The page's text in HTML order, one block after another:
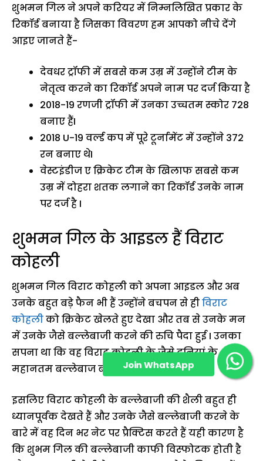
शुभमन गिल ने अपने करियर में निम्नलिखित प्रकार के
रिकॉर्ड बनाया है जिसका विवरण हम आपको नीचे देंगे
आइए जानते हैं-
देवधर ट्रॉफी में सबसे कम उम्र में उन्होंने टीम के
नेतृत्व करने का रिकॉर्ड अपने नाम पर दर्ज किया है
2018-19 रणजी ट्रॉफी में उनका उच्चतम स्कोर 728
बनाए हैंI
2018 U-19 वर्ल्ड कप में पूरे टूर्नामेंट में उन्होंने 372
रन बनाए थेI
वेस्टइंडीज ए क्रिकेट टीम के खिलाफ सबसे कम
उम्र में दोहरा शतक लगाने का रिकॉर्ड उनके नाम
पर दर्ज है I
शुभमन गिल के आइडल हैं विराट
कोहली
शुभमन गिल विराट कोहली को अपना आइडल और अब
उनके बहुत बड़े फैन भी हैं उन्होंने बचपन से हीविराट
कोहलीको क्रिकेट खेलते हुए देखा और तब से उनके मन
में उनके जैसे बल्लेबाजी करने की रुचि पैदा हुई I उनका
सपना था कि वह विराट कोहली के जैसे दुनियां के
महानतम बल्लेबाज बन सकें।
इसलिए विराट कोहली के बल्लेबाजी की शैली बहुत ही
ध्यानपूर्वक देखते हैं और उनके जैसे बल्लेबाजी करने के
बारे में वह दिन भर नेट पर प्रैक्टिस करते हैं यही कारण है
कि शुभम गिल की बल्लेबाजी काफी विस्फोटक होती है
Join WhatsApp